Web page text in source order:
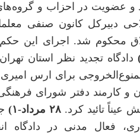
و عضویت در احزاب و
دبیرکل کانون صنفی
محکوم شد. اجرای این
دادگاه تجدید نظر استان
برای ارس
و کارمند دفتر شورای فرهنگی
عیناً تائید کرد.۲۸ مرداد-۱)
فعال مدنی در دادگاه